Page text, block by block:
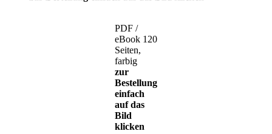
PDF /
eBook 120
Seiten,
farbig
zur
Bestellung
einfach
auf das
Bild
klicken